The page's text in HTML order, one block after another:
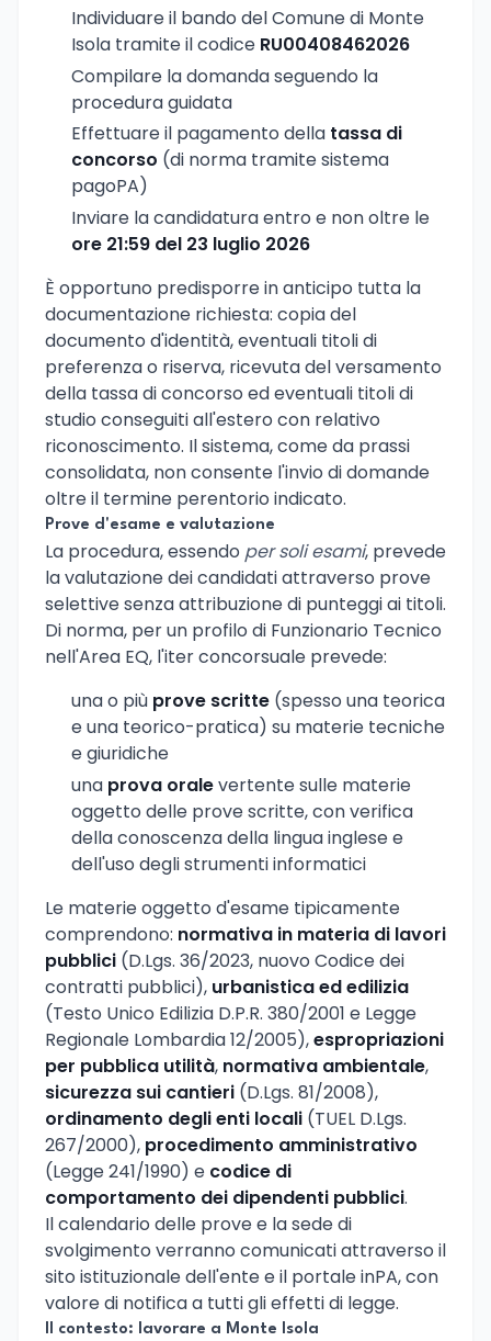
Individuare il bando del Comune di Monte
Isola tramite il codice RU00408462026
Compilare la domanda seguendo la
procedura guidata
Effettuare il pagamento della tassa di
concorso (di norma tramite sistema
pagoPA)
Inviare la candidatura entro e non oltre le
ore 21:59 del 23 luglio 2026
È opportuno predisporre in anticipo tutta la
documentazione richiesta: copia del
documento d'identità, eventuali titoli di
preferenza o riserva, ricevuta del versamento
della tassa di concorso ed eventuali titoli di
studio conseguiti all'estero con relativo
riconoscimento. Il sistema, come da prassi
consolidata, non consente l'invio di domande
oltre il termine perentorio indicato.
Prove d'esame e valutazione
La procedura, essendo per soli esami, prevede
la valutazione dei candidati attraverso prove
selettive senza attribuzione di punteggi ai titoli.
Di norma, per un profilo di Funzionario Tecnico
nell'Area EQ, l'iter concorsuale prevede:
una o più prove scritte (spesso una teorica
e una teorico-pratica) su materie tecniche
e giuridiche
una prova oralevertente sulle materie
oggetto delle prove scritte, con verifica
della conoscenza della lingua inglese e
dell'uso degli strumenti informatici
Le materie oggetto d'esame tipicamente
comprendono: normativa in materia di lavori
pubblici (D.Lgs. 36/2023, nuovo Codice dei
contratti pubblici), urbanistica ed edilizia
(Testo Unico Edilizia D.P.R. 380/2001 e Legge
Regionale Lombardia 12/2005),espropriazioni
per pubblica utilità, normativa ambientale,
sicurezza sui cantieri (D.Lgs. 81/2008),
ordinamento degli enti locali (TUEL D.Lgs.
267/2000), procedimento amministrativo
(Legge 241/1990) e codice di
comportamento dei dipendenti pubblici.
Il calendario delle prove e la sede di
svolgimento verranno comunicati attraverso il
sito istituzionale dell'ente e il portale inPA, con
valore di notifica a tutti gli effetti di legge.
Il contesto: lavorare a Monte Isola